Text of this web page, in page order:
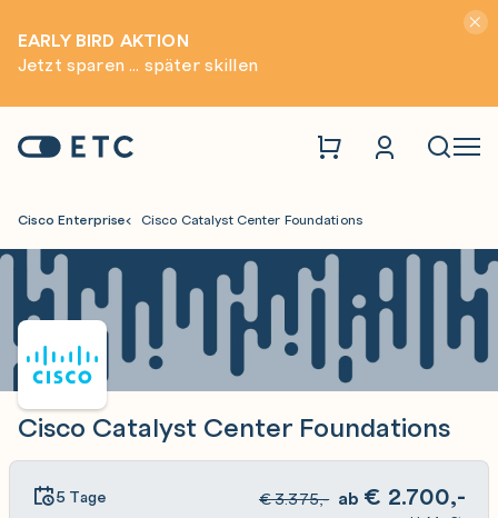
EARLY BIRD AKTION
Jetzt sparen ... später skillen
Startseite: ETC
Cisco Enterprise Cisco Catalyst Center Foundations
Cisco Catalyst Center Foundations
5 Tage €3.375,- ab € 2.700,-